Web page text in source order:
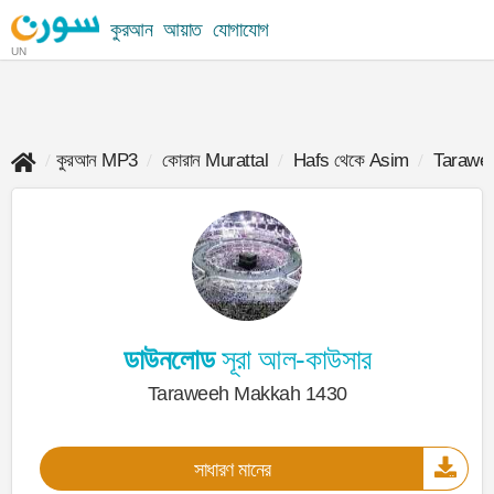
UN
কুরআন আয়াত যোগাযোগ
কুরআন MP3 কোরান Murattal Hafs থেকে Asim
ডাউনলোডসূরা আল-কাউসার
Taraweeh Makkah 1430
সাধারণ মানের